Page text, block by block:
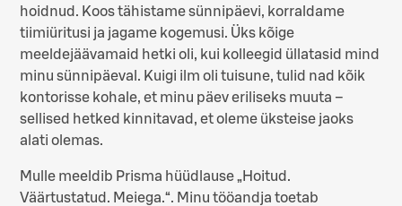
hoidnud. Koos tähistame sünnipäevi, korraldame
tiimiüritusi ja jagame kogemusi. Üks kõige
meeldejäävamaid hetki oli, kui kolleegid üllatasid mind
minu sünnipäeval. Kuigi ilm oli tuisune, tulid nad kõik
kontorisse kohale, et minu päev eriliseks muuta –
sellised hetked kinnitavad, et oleme üksteise jaoks
alati olemas.
Mulle meeldib Prisma hüüdlause „Hoitud.
Väärtustatud. Meiega.“. Minu tööandja toetab